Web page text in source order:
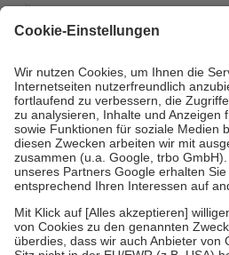
mit.
Grundsätzlich leisten Mitglieder
höchstens zehn Euro.
Es sind jedoch
tatsächlichen Kosten der Leistung zu
Diese Regeln gelten grundsätzlich
Bei Heilmitteln und häuslicher
Zuzahlung zehn Prozent der Kosten
Verordnung.
Um das Engagement der Versicherten
zu stärken und die besondere Stellung
fallenkeine Zuzahlungenan bei:
• Kindern und Jugendlichen bis zum